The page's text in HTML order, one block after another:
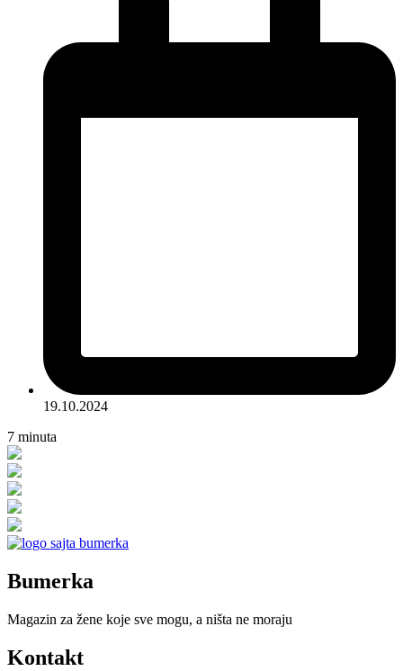
19.10.2024
7 minuta
Bumerka
Magazin za žene koje sve mogu, a ništa ne moraju
Kontakt